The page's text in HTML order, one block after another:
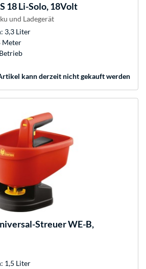
18 Li-Solo, 18Volt
und Ladegerät
3,3 Liter
Meter
kann derzeit nicht gekauft werden
Streuer WE-B,
1,5 Liter